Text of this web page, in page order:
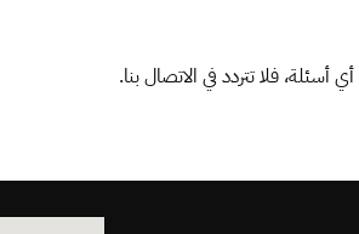
فلا تتردد في الاتصال بنا.